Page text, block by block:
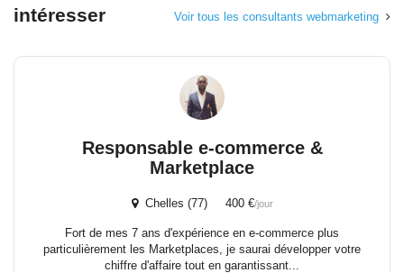
intéresser
Voir tous les consultants webmarketing
Responsable e-commerce &
Marketplace
Chelles (77) 400 €/jour
Fort de mes 7 ans d'expérience en e-commerce plus
particulièrement les Marketplaces, je saurai développer votre
chiffre d'affaire tout en garantissant...